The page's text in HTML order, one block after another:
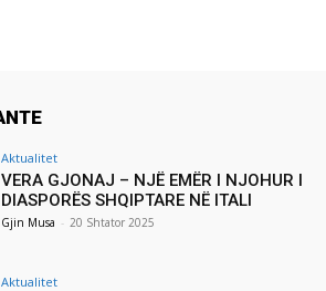
Aktualitet
VERA GJONAJ – NJË EMËR I NJOHUR I
DIASPORËS SHQIPTARE NË ITALI
Gjin Musa - 20 Shtator 2025
Aktualitet